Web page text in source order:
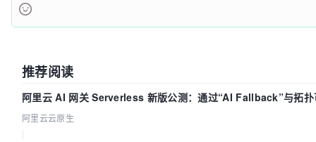
推荐阅读
阿里云 AI 网关 Serverless 新版公测：通过“AI Fallback”与拓
流量治理底座
阿里云云原生